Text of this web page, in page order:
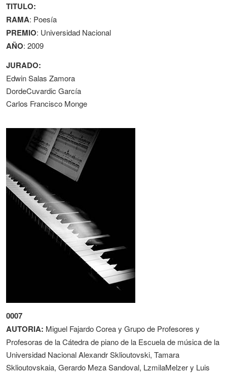
TITULO:
RAMA: Poesía
PREMIO: Universidad Nacional
AÑO: 2009
JURADO:
Edwin Salas Zamora
DordeCuvardic García
Carlos Francisco Monge
0007
AUTORIA: Miguel Fajardo Corea y Grupo de Profesores y
Profesoras de la Cátedra de piano de la Escuela de música de la
Universidad Nacional Alexandr Sklioutovski, Tamara
Sklioutovskaia, Gerardo Meza Sandoval, LzmilaMelzer y Luis